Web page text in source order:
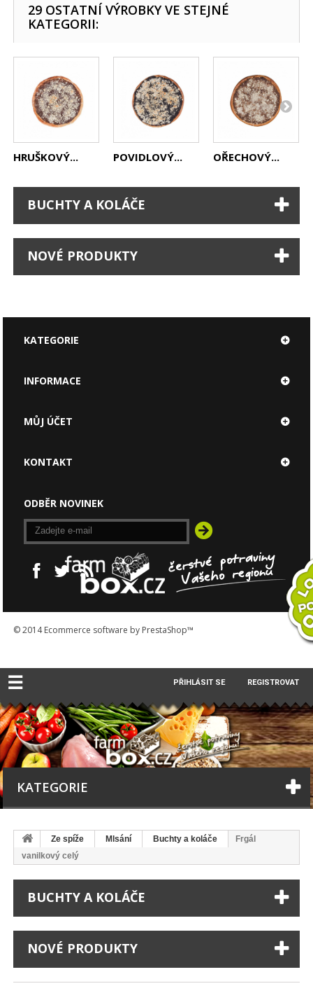
29 OSTATNÍ VÝROBKY VE STEJNÉ
KATEGORII:
HRUŠKOVÝ... POVIDLOVÝ... OŘECHOVÝ...
BUCHTY A KOLÁČE
NOVÉ PRODUKTY
KATEGORIE
INFORMACE
© 2014Ecommerce software by PrestaShop™
MŮJ ÚČET
KONTAKT
ODBĚR NOVINEK
☰ PŘIHLÁSIT SE REGISTROVAT
KATEGORIE
Ze spíže Mlsání Buchty a koláče
Frgál
vanilkový celý
BUCHTY A KOLÁČE
NOVÉ PRODUKTY